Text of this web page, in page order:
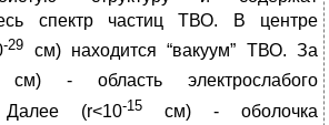
спектр частиц ТВО. В центре
-29 см) находится “вакуум” ТВО. За
- область электрослабого
Далее (r<10-15 см) - оболочка